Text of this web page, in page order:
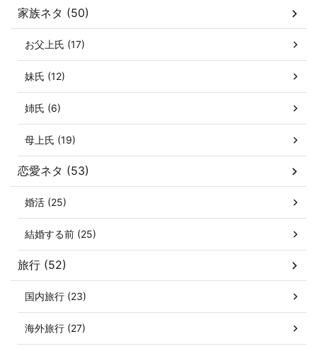
家族ネタ (50)
お父上氏 (17)
妹氏 (12)
姉氏 (6)
母上氏 (19)
恋愛ネタ (53)
婚活 (25)
結婚する前 (25)
旅行 (52)
国内旅行 (23)
海外旅行 (27)